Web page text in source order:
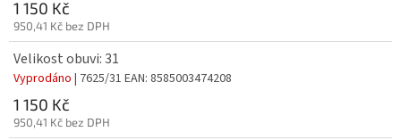
1 150 Kč
950,41 Kč bez DPH
Velikost obuvi: 31
Vyprodáno | 7625/31 EAN: 8585003474208
1 150 Kč
950,41 Kč bez DPH